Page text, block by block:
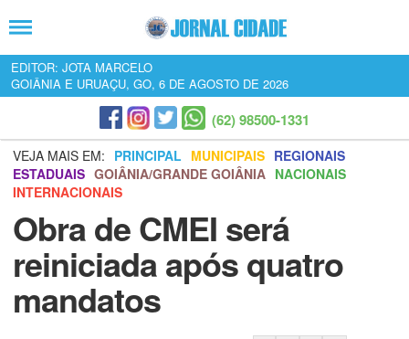
EDITOR: JOTA MARCELO
GOIÂNIA E URUAÇU, GO, 6 DE AGOSTO DE 2026
(62) 98500-1331
VEJA MAIS EM: PRINCIPAL MUNICIPAIS REGIONAIS
ESTADUAIS GOIÂNIA/GRANDE GOIÂNIA NACIONAIS
INTERNACIONAIS
Obra de CMEI será
reiniciada após quatro
mandatos